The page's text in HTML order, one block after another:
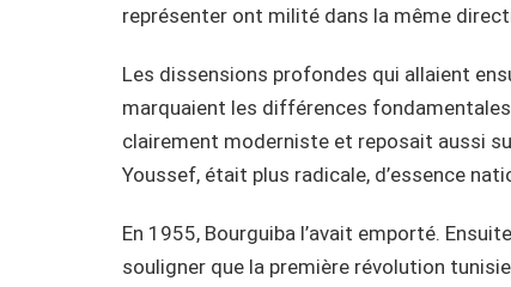
représenter ont milité dans la même
Les dissensions profondes qui allaient
marquaient les différences fondamentales
clairement moderniste et reposait aussi
Youssef, était plus radicale, d’essence
En 1955, Bourguiba l’avait emporté.
souligner que la première révolution